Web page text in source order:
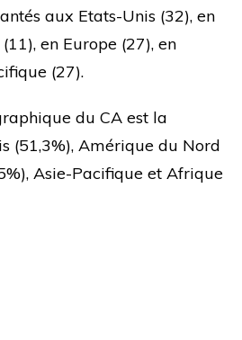
aux Etats-Unis (32), en
en Europe (27), en
(27).
du CA est la
(51,3%), Amérique du Nord
Asie-Pacifique et Afrique